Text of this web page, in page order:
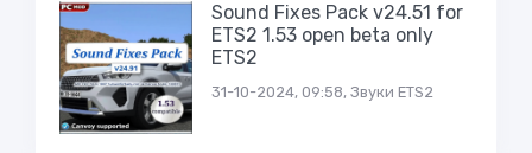
Sound Fixes Pack v24.51 for
ETS2 1.53 open beta only
ETS2
31-10-2024, 09:58, Звуки ETS2